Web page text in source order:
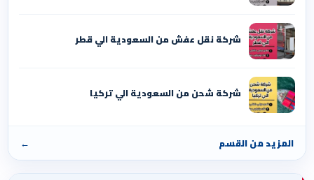
شركة نقل عفش من السعودية الي قطر
شركة شحن من السعودية الي تركيا
المزيد من القسم ←